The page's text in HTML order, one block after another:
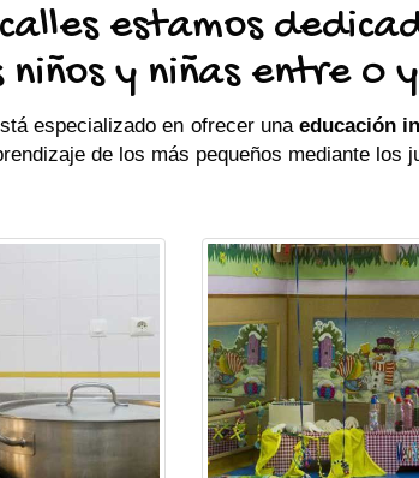
estamos
niños y niñas entre 0
especializado en ofrecer una educación
de los más pequeños mediante